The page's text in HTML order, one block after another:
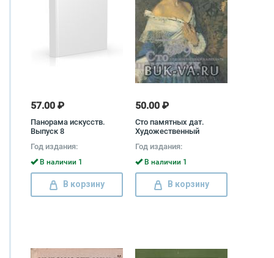
57.00 ₽
Панорама искусств.
Выпуск 8
Год издания:
В наличии 1
В корзину
50.00 ₽
Сто памятных дат.
Художественный
Год издания:
В наличии 1
В корзину